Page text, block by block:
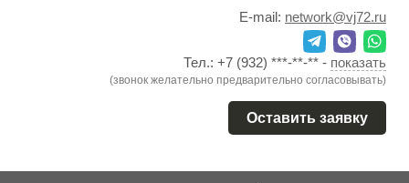
E-mail: network@vj72.ru
Тел.: +7 (932) ***-**-** - показать
(звонок желательно предварительно согласовывать)
Оставить заявку